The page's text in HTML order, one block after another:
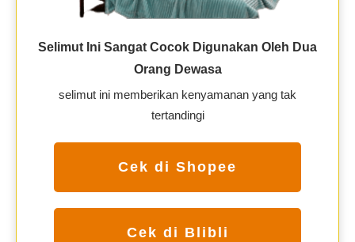
Selimut Ini Sangat Cocok Digunakan Oleh Dua
Orang Dewasa
selimut ini memberikan kenyamanan yang tak
tertandingi
Cek di Shopee
Cek di Blibli